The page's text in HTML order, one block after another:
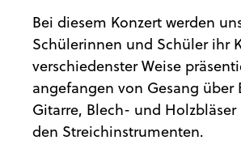
Bei diesem Konzert werden
Schülerinnen und Schüler ihr
verschiedenster Weise
angefangen von Gesang über
Gitarre, Blech- und
den Streichinstrumenten.